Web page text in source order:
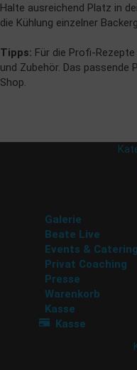
Halte ausreichend Platz in
die Kühlung einzelner
Tipps: Für die Profi-
und Zubehör. Das
Shop.
Galerie
Beate Live
Events & Catering
Privat Coaching
Presse
Warenkorb
Kasse
Kasse